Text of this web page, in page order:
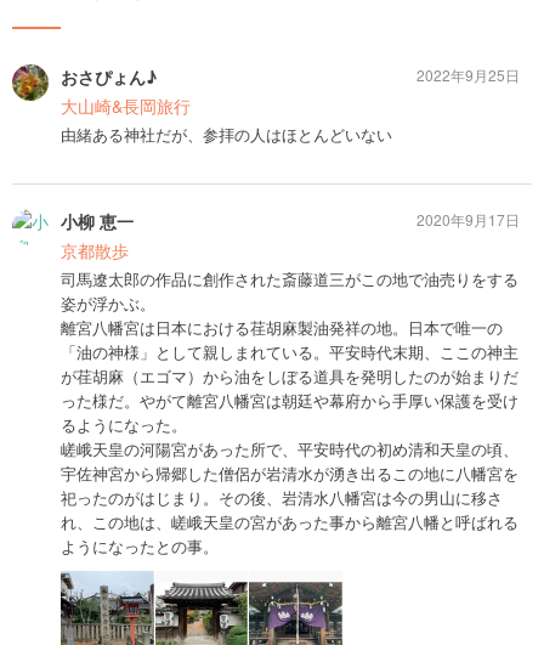
おさぴょん♪
大山崎&長岡旅行
由緒ある神社だが、参拝の人はほとんどいない
2022年9月25日
小柳 恵一
京都散歩
司馬遼太郎の作品に創作された斎藤道三がこの地で油売りをする
姿が浮かぶ。
離宮八幡宮は日本における荏胡麻製油発祥の地。日本で唯一の
「油の神様」として親しまれている。平安時代末期、ここの神主
が荏胡麻（エゴマ）から油をしぼる道具を発明したのが始まりだ
った様だ。やがて離宮八幡宮は朝廷や幕府から手厚い保護を受け
るようになった。
嵯峨天皇の河陽宮があった所で、平安時代の初め清和天皇の頃、
宇佐神宮から帰郷した僧侶が岩清水が湧き出るこの地に八幡宮を
祀ったのがはじまり。その後、岩清水八幡宮は今の男山に移さ
れ、この地は、嵯峨天皇の宮があった事から離宮八幡と呼ばれる
ようになったとの事。
2020年9月17日